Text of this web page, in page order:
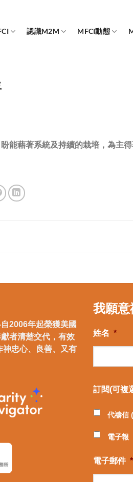
認識M2M MFCI動態
能藉著系統及持續的栽培，為主
2006年起榮獲美國
者清楚交代，有效
忠心、良善、又有
我願
姓名 *
訂閱(可複
代禱信
電子報
電子郵件 *